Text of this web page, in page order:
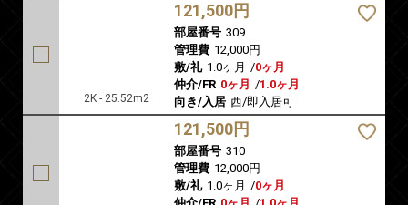
2K - 25.52m2
121,500円
部屋番号 309
管理費 12,000円
敷/礼 1.0ヶ月 /0ヶ月
仲介/FR 0ヶ月 /1.0ヶ月
向き/入居 西/即入居可
121,500円
部屋番号 310
管理費 12,000円
敷/礼 1.0ヶ月 /0ヶ月